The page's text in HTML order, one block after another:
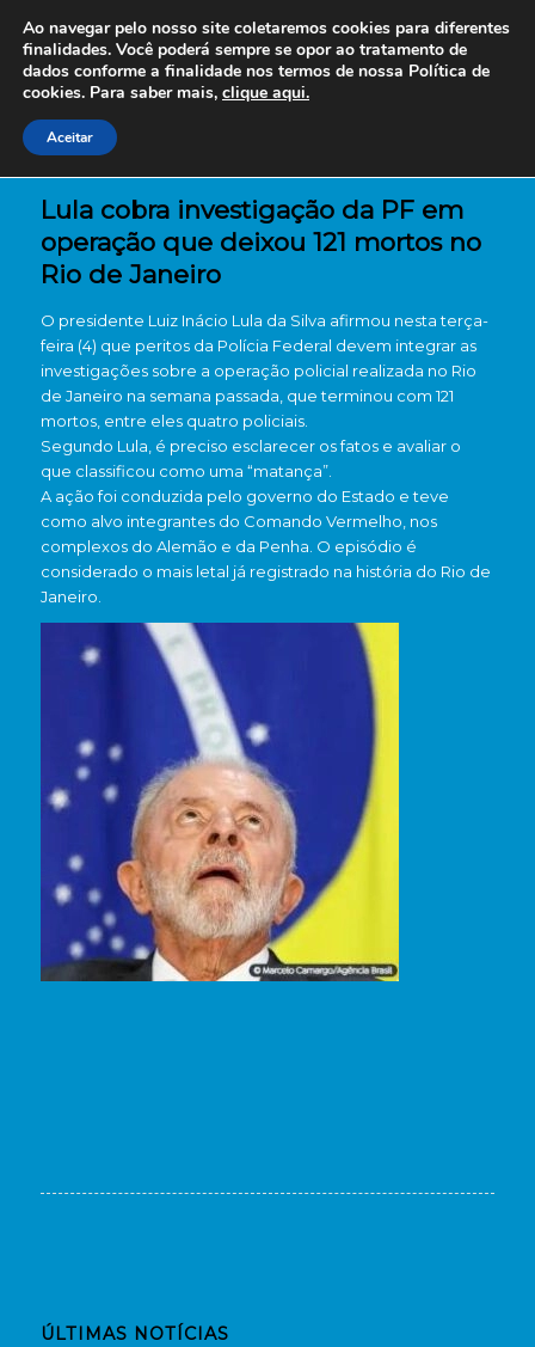
Lula cobra investigação da PF em
operação que deixou 121 mortos no
Rio de Janeiro
O presidente Luiz Inácio Lula da Silva afirmou nesta terça-
feira (4) que peritos da Polícia Federal devem integrar as
investigações sobre a operação policial realizada no Rio
de Janeiro na semana passada, que terminou com 121
mortos, entre eles quatro policiais.
Segundo Lula, é preciso esclarecer os fatos e avaliar o
que classificou como uma “matança”.
A ação foi conduzida pelo governo do Estado e teve
como alvo integrantes do Comando Vermelho, nos
complexos do Alemão e da Penha. O episódio é
considerado o mais letal já registrado na história do Rio de
Janeiro.
ÚLTIMAS NOTÍCIAS
Ao navegar pelo nosso site coletaremos cookies para diferentes
finalidades. Você poderá sempre se opor ao tratamento de
dados conforme a finalidade nos termos de nossa Política de
cookies. Para saber mais, clique aqui.
Aceitar